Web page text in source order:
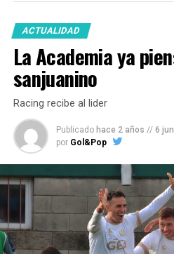
ACTUALIDAD
La Academia ya
sanjuanino
Racing recibe al lider
Publicado hace 2 años // 6
por Gol&Pop